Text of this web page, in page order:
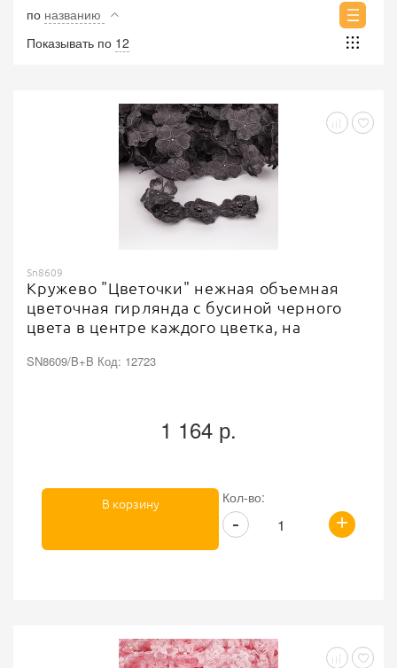
по названию
Показывать по 12
Sn8609
Кружево "Цветочки" нежная объемная
цветочная гирлянда с бусиной черного
цвета в центре каждого цветка, на
черный, намотка 20 ярдов
SN8609/B+B Код: 12723
1 164 р.
Кол-во:
+
-
В корзину